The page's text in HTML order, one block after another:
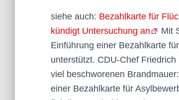
siehe auch: Bezahlkarte für
kündigt Untersuchung an
Mit
Einführung einer Bezahlkarte
unterstützt. CDU-Chef
viel beschworenen
einer Bezahlkarte für